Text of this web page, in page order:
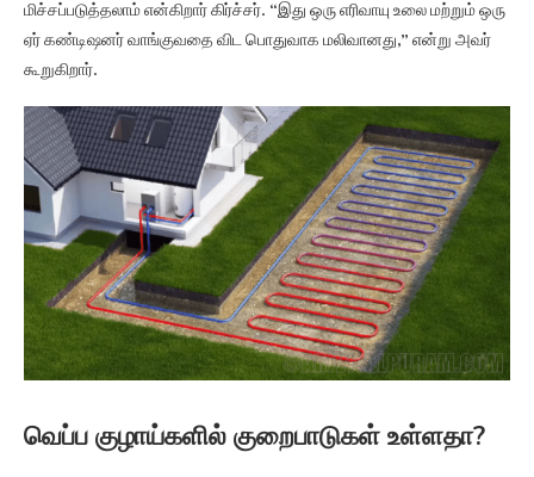
மிச்சப்படுத்தலாம் என்கிறார் கிர்ச்சர். “இது ஒரு எரிவாயு உலை மற்றும் ஒரு
ஏர் கண்டிஷனர் வாங்குவதை விட பொதுவாக மலிவானது,” என்று அவர்
கூறுகிறார்.
வெப்ப குழாய்களில் குறைபாடுகள் உள்ளதா?